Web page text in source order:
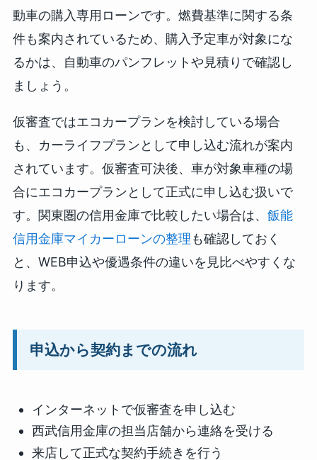
動車の購入専用ローンです。燃費基準に関する条
件も案内されているため、購入予定車が対象にな
るかは、自動車のパンフレットや見積りで確認し
ましょう。
仮審査ではエコカープランを検討している場合
も、カーライフプランとして申し込む流れが案内
されています。仮審査可決後、車が対象車種の場
合にエコカープランとして正式に申し込む扱いで
す。関東圏の信用金庫で比較したい場合は、 飯能
信用金庫マイカーローンの整理も確認しておく
と、WEB申込や優遇条件の違いを見比べやすくな
ります。
申込から契約までの流れ
インターネットで仮審査を申し込む
西武信用金庫の担当店舗から連絡を受ける
来店して正式な契約手続きを行う